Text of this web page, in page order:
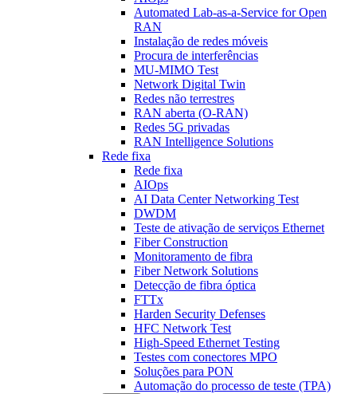
Automated Lab-as-a-Service for Open
RAN
Instalação de redes móveis
Procura de interferências
MU-MIMO Test
Network Digital Twin
Redes não terrestres
RAN aberta (O-RAN)
Redes 5G privadas
RAN Intelligence Solutions
Rede fixa
Rede fixa
AIOps
AI Data Center Networking Test
DWDM
Teste de ativação de serviços Ethernet
Fiber Construction
Monitoramento de fibra
Fiber Network Solutions
Detecção de fibra óptica
FTTx
Harden Security Defenses
HFC Network Test
High-Speed Ethernet Testing
Testes com conectores MPO
Soluções para PON
Automação do processo de teste (TPA)